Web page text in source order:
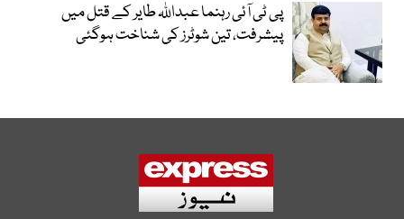
پی ٹی آئی رہنما عبداللہ طایر کے قتل میں
پیشرفت، تین شوٹرز کی شناخت ہوگئی